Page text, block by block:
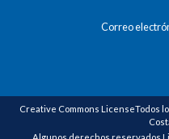
Correo
Creative Commons LicenseTodos